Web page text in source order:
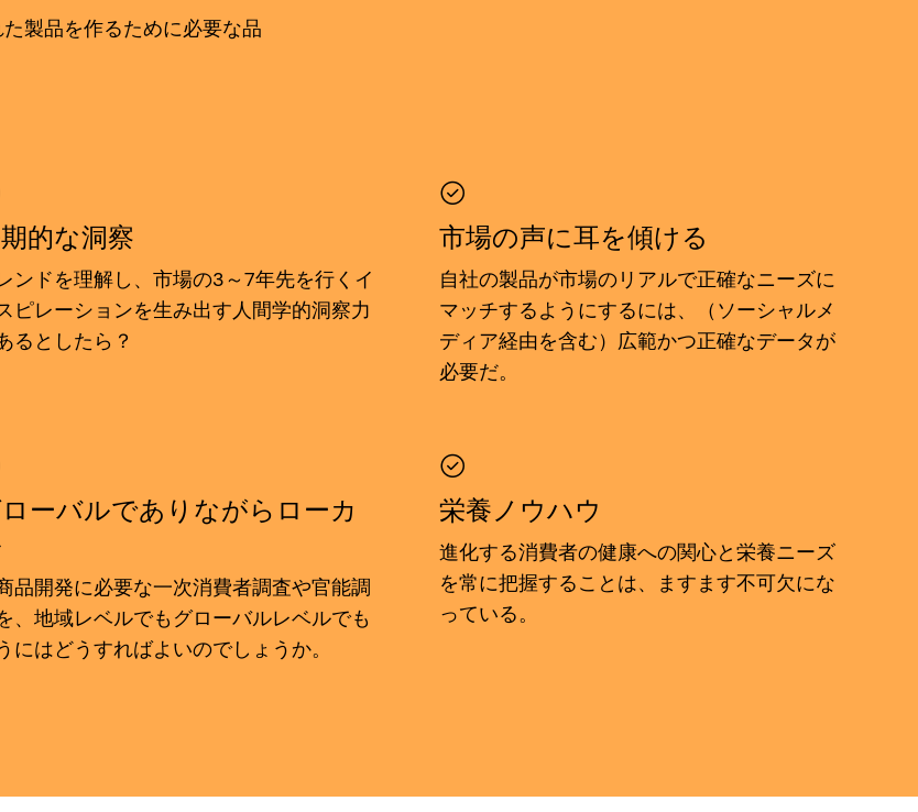
製品を作るために必要な品
的な洞察
ンドを理解し、市場の3～7年先を行くイ
ピレーションを生み出す人間学的洞察力
るとしたら？
市場の声に耳を傾ける
自社の製品が市場のリアルで正確なニーズに
マッチするようにするには、（ソーシャルメ
ディア経由を含む）広範かつ正確なデータが
必要だ。
ーバルでありながらローカ
品開発に必要な一次消費者調査や官能調
、地域レベルでもグローバルレベルでも
にはどうすればよいのでしょうか。
栄養ノウハウ
進化する消費者の健康への関心と栄養ニーズ
を常に把握することは、ますます不可欠にな
っている。